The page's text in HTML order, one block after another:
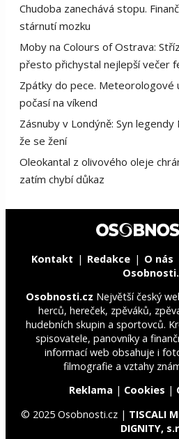
Chudoba zanechává stopu.
stárnutí mozku
Moby na Colours of Ostrava:
přesto přichystal nejlepší večer
Zpátky do pece. Meteorologové
počasí na víkend
Zásnuby v Londýně: Syn
že se žení
Oleokantal z olivového oleje
zatím chybí důkaz
Kontakt Redakce O nás
Osobnosti.cz Největší český
herců, hereček, zpěváků,
hudebních skupin a sportovců.
spisovatele, panovníky a
informací web obsahuje i
filmografie a vztahy
Reklama | Cookies |
© 2025 Osobnosti.cz | TISCALI
DIGNITY,